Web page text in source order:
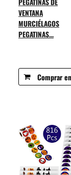
PEGATINAS DE
VENTANA
MURCIÉLAGOS
PEGATINAS...
Comprar